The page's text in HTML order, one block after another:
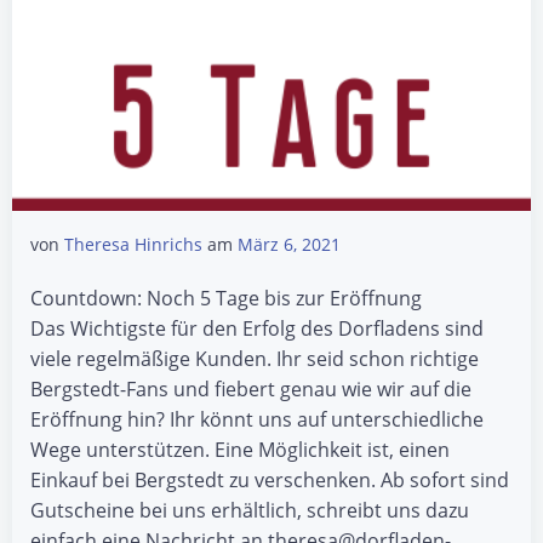
von Theresa Hinrichs am März 6, 2021
Countdown: Noch 5 Tage bis zur Eröffnung
Das Wichtigste für den Erfolg des Dorfladens sind
viele regelmäßige Kunden. Ihr seid schon richtige
Bergstedt-Fans und fiebert genau wie wir auf die
Eröffnung hin? Ihr könnt uns auf unterschiedliche
Wege unterstützen. Eine Möglichkeit ist, einen
Einkauf bei Bergstedt zu verschenken. Ab sofort sind
Gutscheine bei uns erhältlich, schreibt uns dazu